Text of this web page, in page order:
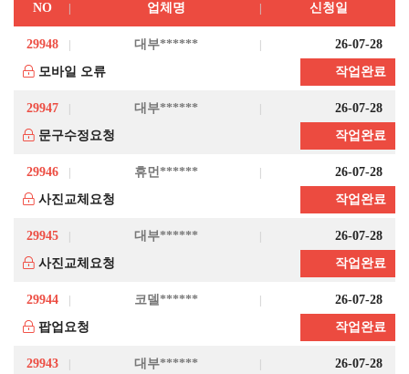
NO 업체명 신청일
29948 대부******
26-07-28
모바일 오류
작업완료
29947 대부******
26-07-28
문구수정요청
작업완료
29946 휴먼******
26-07-28
사진교체요청
작업완료
29945 대부******
26-07-28
사진교체요청
작업완료
29944 코델******
26-07-28
팝업요청
작업완료
29943 대부******
26-07-28